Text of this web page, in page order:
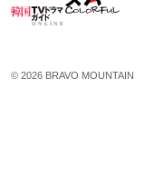
© 2026 BRAVO MOUNTAIN